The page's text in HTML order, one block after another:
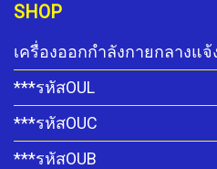
SHOP
เครื่องออกกำลังกายกลางแจ้
***รหัสOUL
***รหัสOUC
***รหัสOUB